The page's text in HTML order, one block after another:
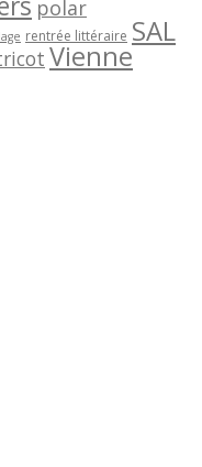
polar
rentrée littéraire SAL
Vienne